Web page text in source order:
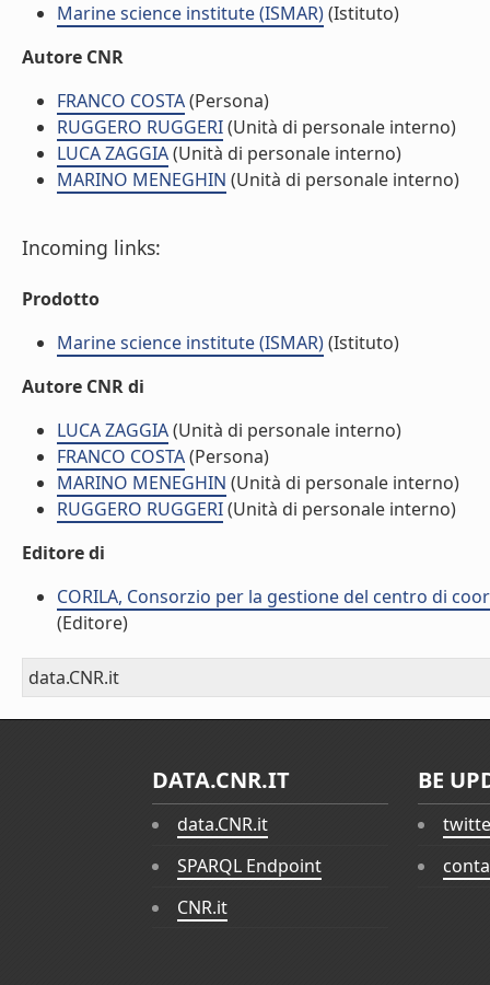
Marine science institute (ISMAR)(Istituto)
Autore CNR
FRANCO COSTA(Persona)
RUGGERO RUGGERI(Unità di personale interno)
LUCA ZAGGIA(Unità di personale interno)
MARINO MENEGHIN (Unità di personale interno)
Incoming links:
Prodotto
Marine science institute (ISMAR)(Istituto)
Autore CNR di
LUCA ZAGGIA(Unità di personale interno)
FRANCO COSTA(Persona)
MARINO MENEGHIN (Unità di personale interno)
RUGGERO RUGGERI(Unità di personale interno)
Editore di
CORILA, Consorzio per la gestione del centro di
(Editore)
data.CNR.it
DATA.CNR.IT
data.CNR.it
SPARQL Endpoint
CNR.it
BE